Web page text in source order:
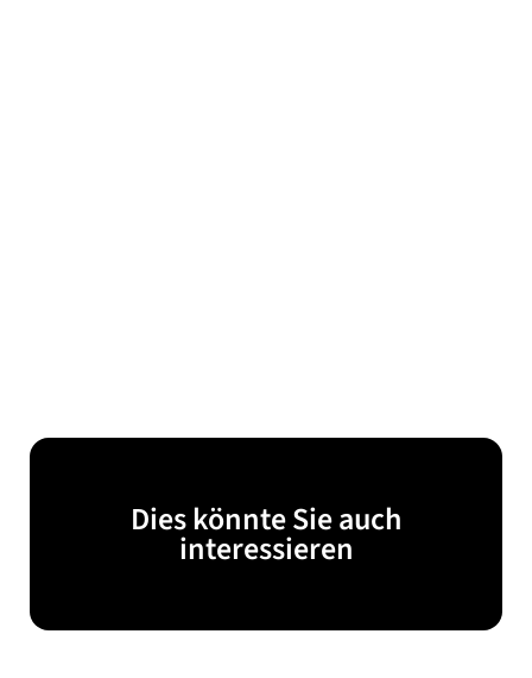
Dies könnte Sie auch
interessieren